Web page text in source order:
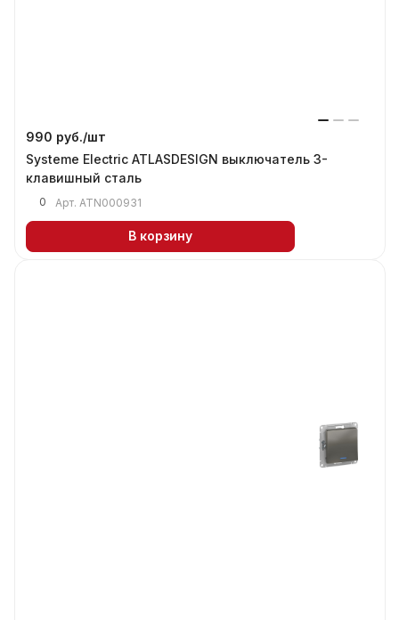
990 руб./шт
Systeme Electric ATLASDESIGN выключатель 3-
клавишный сталь
0 Арт. ATN000931
В корзину